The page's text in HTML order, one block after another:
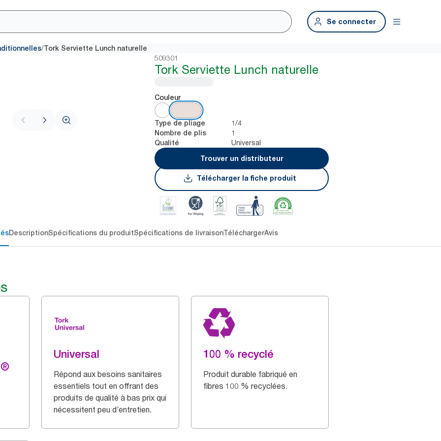
Se connecter
/Tork Serviette Lunch naturelle
509301
Tork Serviette Lunch naturelle
Couleur
Type de pliage 1/4
Nombre de plis 1
Qualité
Universal
Trouver un distributeur
Télécharger la fiche produit
DescriptionSpécifications du produitSpécifications de livraisonTéléchargerAvis
Universal
Répond aux besoins sanitaires
essentiels tout en offrant des
produits de qualité à bas prix qui
nécessitent peu d’entretien.
100 % recyclé
Produit durable fabriqué en
fibres 100 % recyclées.